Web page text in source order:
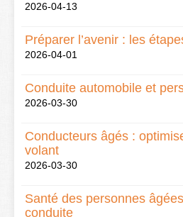
2026-04-13
Préparer l’avenir : les
2026-04-01
Conduite automobile et
2026-03-30
Conducteurs âgés :
volant
2026-03-30
Santé des personnes
conduite